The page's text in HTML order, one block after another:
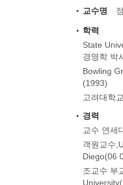
교수명
학력
State
경영학 박
Bowling
(1993)
고려대학
경력
교수 연세
객원교수
Diego(06
조교수 부